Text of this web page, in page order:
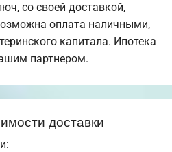
со своей доставкой,
оплата наличными,
капитала. Ипотека
партнером.
доставки